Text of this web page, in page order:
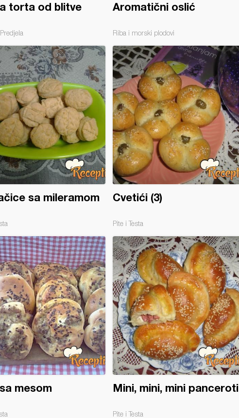
torta od blitve Aromatični oslić
Riba i morski plodovi
sa mileramom Cvetići (3)
Pite i Testa
mesom Mini, mini, mini panceroti
Pite i Testa